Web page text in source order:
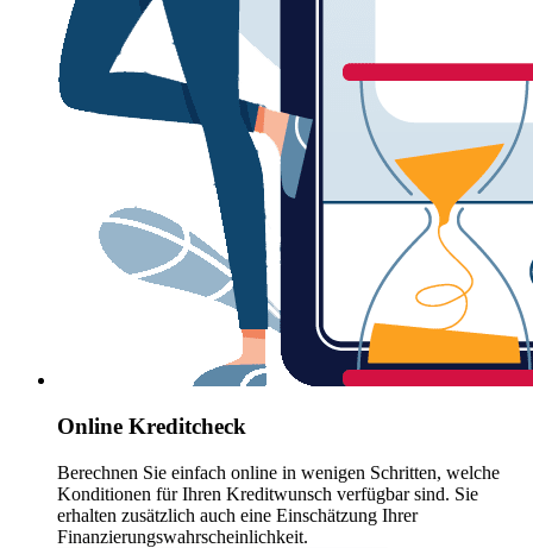
Online Kreditcheck
Berechnen Sie einfach online in wenigen Schritten, welche
Konditionen für Ihren Kreditwunsch verfügbar sind. Sie
erhalten zusätzlich auch eine Einschätzung Ihrer
Finanzierungswahrscheinlichkeit.